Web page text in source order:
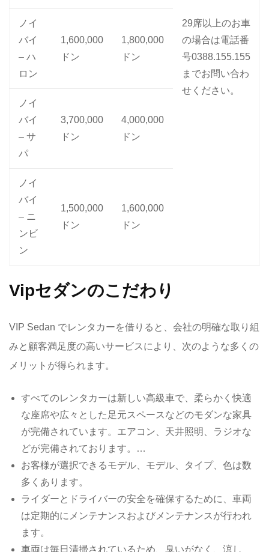
29席以上のお車
の場合は電話番
号0388.155.155
までお問い合わ
せください。
ノイ
バイ
– ハ
ロン
1,600,000
ドン
1,800,000
ドン
ノイ
バイ
– サ
パ
3,700,000
ドン
4,000,000
ドン
ノイ
バイ
– ニ
ンビ
ン
1,500,000
ドン
1,600,000
ドン
Vipセダンのこだわり
VIP Sedan でレンタカーを借りると、会社の明確な取り組
みと顧客満足度の高いサービスにより、次のような多くの
メリットが得られます。
すべてのレンタカーは新しい高級車で、柔らかく快適
な座席や広々とした足元スペースなどのモダンな家具
が完備されています。エアコン、天井照明、ラジオな
どが完備されております。…
お客様が選択できるモデル、モデル、タイプ、色は数
多くあります。
ライダーとドライバーの安全を確保するために、車両
は定期的にメンテナンスおよびメンテナンスが行われ
ます。
車両は毎日清掃されているため、臭いがなく、涼し